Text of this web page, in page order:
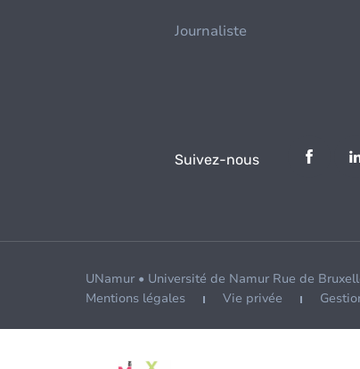
Journaliste
Suivez-nous
UNamur • Université de Namur Rue de
Mentions légales
Vie privée